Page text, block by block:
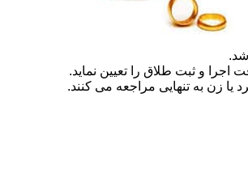
و ثبت طلاق را تعیین نماید.
زن به تنهایی مراجعه می کنند.